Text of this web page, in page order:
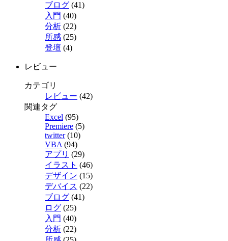
ブログ (41)
入門 (40)
分析 (22)
所感 (25)
登壇 (4)
レビュー
カテゴリ
レビュー (42)
関連タグ
Excel (95)
Premiere (5)
twitter(10)
VBA (94)
アプリ (29)
イラスト (46)
デザイン (15)
デバイス (22)
ブログ (41)
ログ (25)
入門 (40)
分析 (22)